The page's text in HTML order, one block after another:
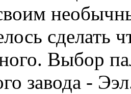
сделать
Выбор
завода -